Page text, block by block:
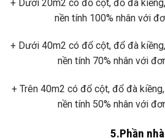
+ Dưới 20m2 có đổ cột, đổ đà
nền tính 100% nhân với
+ Dưới 40m2 có đổ cột, đổ đà
nền tính 70% nhân với
+ Trên 40m2 có đổ cột, đổ đà
nền tính 50% nhân với
5.Phần nhà